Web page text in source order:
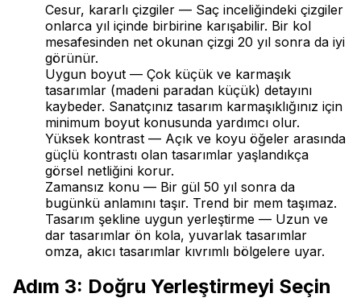
Cesur, kararlı çizgiler — Saç inceliğindeki çizgiler
onlarca yıl içinde birbirine karışabilir. Bir kol
mesafesinden net okunan çizgi 20 yıl sonra da iyi
görünür.
Uygun boyut — Çok küçük ve karmaşık
tasarımlar (madeni paradan küçük) detayını
kaybeder. Sanatçınız tasarım karmaşıklığınız için
minimum boyut konusunda yardımcı olur.
Yüksek kontrast — Açık ve koyu öğeler arasında
güçlü kontrastı olan tasarımlar yaşlandıkça
görsel netliğini korur.
Zamansız konu — Bir gül 50 yıl sonra da
bugünkü anlamını taşır. Trend bir mem taşımaz.
Tasarım şekline uygun yerleştirme — Uzun ve
dar tasarımlar ön kola, yuvarlak tasarımlar
omza, akıcı tasarımlar kıvrımlı bölgelere uyar.
Adım 3: Doğru Yerleştirmeyi Seçin